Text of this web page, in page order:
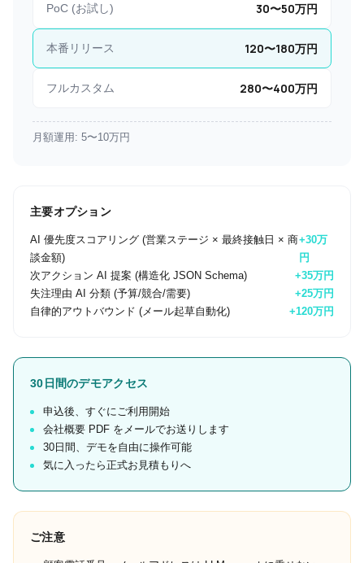
PoC (お試し) 30〜50万円
本番リリース 120〜180万円
フルカスタム 280〜400万円
月額運用: 5〜10万円
主要オプション
AI 優先度スコアリング (営業ステージ × 最終接触日 × 商
談金額)
+30万
円
次アクション AI 提案 (構造化 JSON Schema)
+35万円
失注理由 AI 分類 (予算/競合/需要)
+25万円
自律的アウトバウンド (メール起草自動化)
+120万円
30日間のデモアクセス
申込後、すぐにご利用開始
会社概要 PDF をメールでお送りします
30日間、デモを自由に操作可能
気に入ったら正式お見積もりへ
ご注意